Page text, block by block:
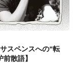
スペンスへの“転
散語】